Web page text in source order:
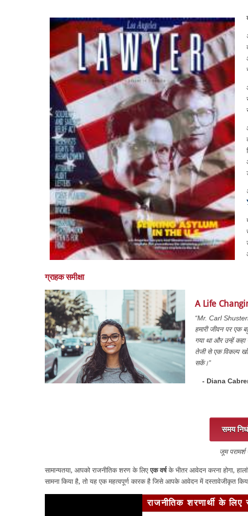
ग्राहक समीक्षा
A Life
“Mr. Carl
हमारी जीवन पर एक
गया था और उन्हें
तेजी से एक विकल्प
सकें।”
- Diana
समय
जूम
सामान्यतया, आपको राजनीतिक शरण के लिएएक वर्षके भीतर आवेदन करना होगा,
सामना किया है, तो यह एक महत्वपूर्ण कारक है जिसे आपके आवेदन में दस्तावेजीकृत किया
राजनीतिक शरणार्थी के